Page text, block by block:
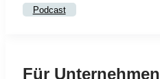
Podcast
Für Unternehmen